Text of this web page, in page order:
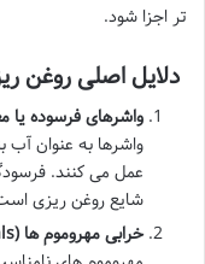
تر اجزا شود.
دلایل اصلی روغن
واشرهای فرسوده یا
واشرها به عنوان
عمل می کنند.
شایع روغن ریزی
خرابی مهروموم ها (Seals)